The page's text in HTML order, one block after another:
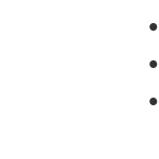
●
●
●